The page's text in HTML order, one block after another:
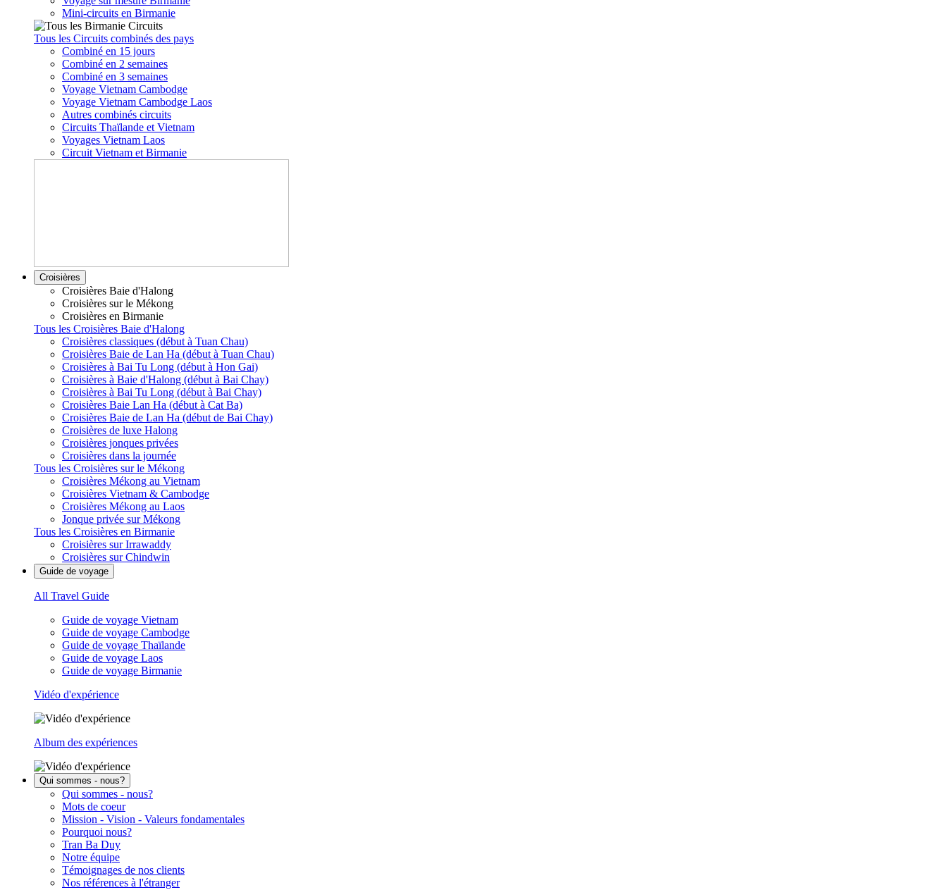
Mini-circuits en Birmanie
Tous les Circuits combinés des pays
Combiné en 15 jours
Combiné en 2 semaines
Combiné en 3 semaines
Voyage Vietnam Cambodge
Voyage Vietnam Cambodge Laos
Autres combinés circuits
Circuits Thaïlande et Vietnam
Voyages Vietnam Laos
Circuit Vietnam et Birmanie
Croisières
Croisières Baie d'Halong
Croisières sur le Mékong
Croisières en Birmanie
Tous les Croisières Baie d'Halong
Croisières classiques (début à Tuan Chau)
Croisières Baie de Lan Ha (début à Tuan Chau)
Croisières à Bai Tu Long (début à Hon Gai)
Croisières à Baie d'Halong (début à Bai Chay)
Croisières à Bai Tu Long (début à Bai Chay)
Croisières Baie Lan Ha (début à Cat Ba)
Croisières Baie de Lan Ha (début de Bai Chay)
Croisières de luxe Halong
Croisières jonques privées
Croisières dans la journée
Tous les Croisières sur le Mékong
Croisières Mékong au Vietnam
Croisières Vietnam & Cambodge
Croisières Mékong au Laos
Jonque privée sur Mékong
Tous les Croisières en Birmanie
Croisières sur Irrawaddy
Croisières sur Chindwin
Guide de voyage
All Travel Guide
Guide de voyage Vietnam
Guide de voyage Cambodge
Guide de voyage Thaïlande
Guide de voyage Laos
Guide de voyage Birmanie
Vidéo d'expérience
Album des expériences
Qui sommes - nous?
Qui sommes - nous?
Mots de coeur
Mission - Vision - Valeurs fondamentales
Pourquoi nous?
Tran Ba Duy
Notre équipe
Témoignages de nos clients
Nos références à l'étranger